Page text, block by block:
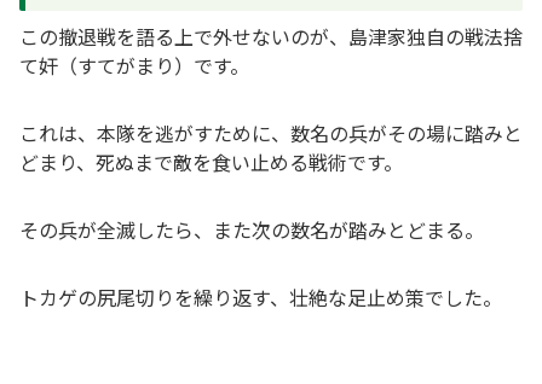
この撤退戦を語る上で外せないのが、島津家独自の戦法捨
て奸（すてがまり）です。
これは、本隊を逃がすために、数名の兵がその場に踏みと
どまり、死ぬまで敵を食い止める戦術です。
その兵が全滅したら、また次の数名が踏みとどまる。
トカゲの尻尾切りを繰り返す、壮絶な足止め策でした。